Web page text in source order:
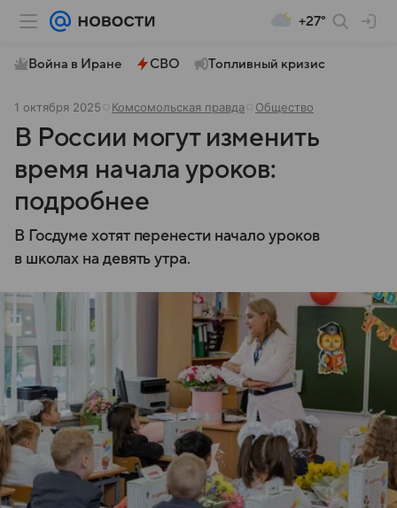
+27°
Война в Иране СВО Топливный кризис
1 октября 2025 Комсомольская правда Общество
В России могут изменить
время начала уроков:
подробнее
В Госдуме хотят перенести начало уроков
в школах на девять утра.